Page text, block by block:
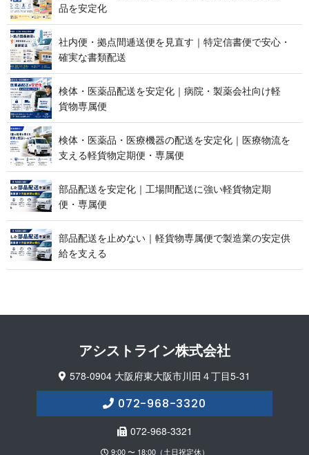
品 を 安 定 化
社内便・拠点間逓送便を見直す｜特定信書便で安心・
確実な 書 類 配 送
検体・医薬品配送を安定化｜病院・製薬会社向け軽
貨 物 専 属 便
検体・医薬品・医療機器の配送を安定化｜医療物流を
支える軽貨物定期便 ・ 専 属 便
部品配送を安定化｜工場間配送に強い軽貨物定期
便 ・ 専 属 便
部品配送を止めない｜軽貨物専属便で製造業の安定供
給 を 支 え る
アシストライン 株 式 会 社
578-0904 大阪府東大阪市川田４丁目5-31
072-968-3320
072-968-3321
9:00 〜 18:00（土日祝定休）